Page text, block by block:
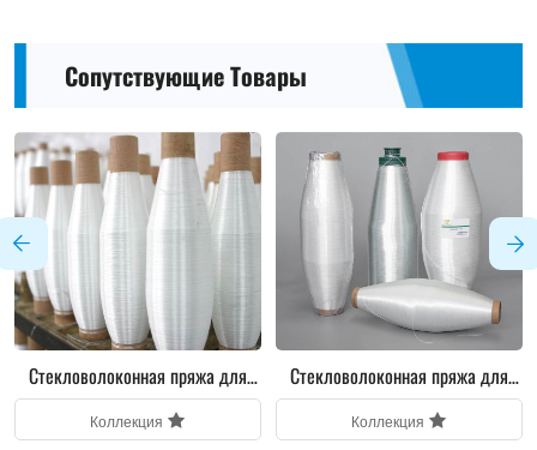
Сопутствующие Товары
Стекловолоконная пряжа для
изоляционного рукава
Коллекция
Стекловолоконная пряжа для
электронных изделий
Коллекция